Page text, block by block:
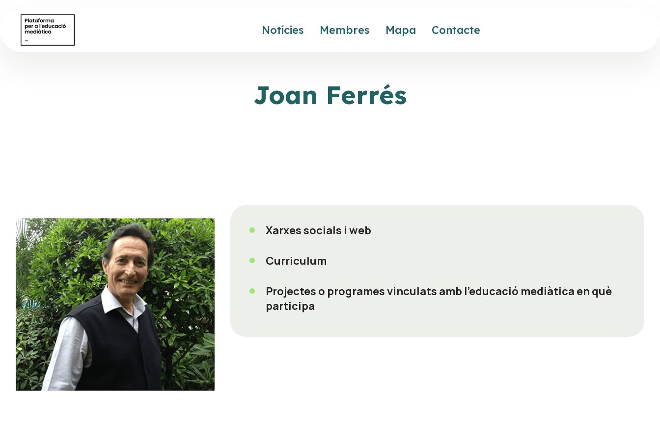
Notícies Membres Mapa Contacte
Joan Ferrés
Xarxes socials i web
Curriculum
Projectes o programes vinculats amb l'educació mediàtica en què
participa